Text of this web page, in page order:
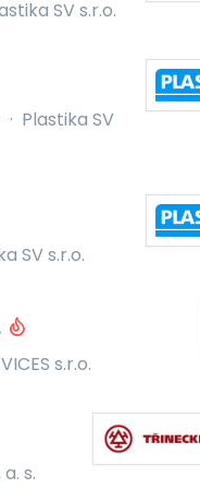
SV s.r.o.
· Plastika SV
SV s.r.o.
s.r.o.
a. s.